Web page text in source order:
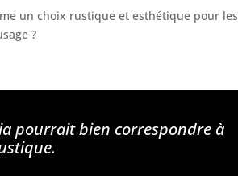
un choix rustique et esthétique pour les
?
pourrait bien correspondre à